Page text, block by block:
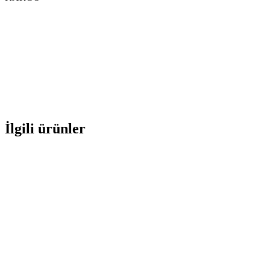
İlgili ürünler